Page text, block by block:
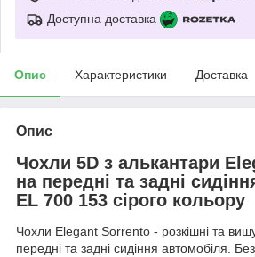
Доступна доставка
Опис Характеристики Доставка
Опис
Чохли 5D з алькантари
на передні та задні
EL 700 153 сірого кольору
Чохли Elegant Sorrento - розкішні та
передні та задні сидіння автомобіля.